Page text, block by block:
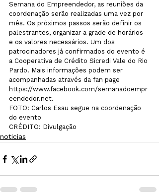
Semana do Empreendedor, as reuniões da
coordenação serão realizadas uma vez por
mês. Os próximos passos serão definir os
palestrantes, organizar a grade de horários
e os valores necessários. Um dos
patrocinadores já confirmados do evento é
a Cooperativa de Crédito Sicredi Vale do Rio
Pardo. Mais informações podem ser
acompanhadas através da fan page
https://www.facebook.com/semanadoempr
eendedor.net.
FOTO: Carlos Esau segue na coordenação
do evento
CRÉDITO: Divulgação
noticias